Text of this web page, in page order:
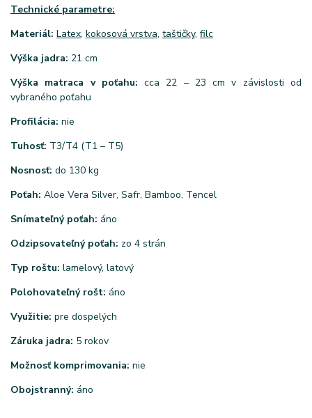
Technické parametre:
Materiál: Latex, kokosová vrstva, taštičky, filc
Výška jadra: 21 cm
Výška matraca v poťahu: cca 22 – 23 cm v závislosti od
vybraného poťahu
Profilácia: nie
Tuhosť: T3/T4 (T1 – T5)
Nosnosť: do 130 kg
Poťah: Aloe Vera Silver, Safr, Bamboo, Tencel
Snímateľný poťah: áno
Odzipsovateľný poťah: zo 4 strán
Typ roštu: lamelový, latový
Polohovateľný rošt: áno
Využitie: pre dospelých
Záruka jadra: 5 rokov
Možnosť komprimovania: nie
Obojstranný: áno